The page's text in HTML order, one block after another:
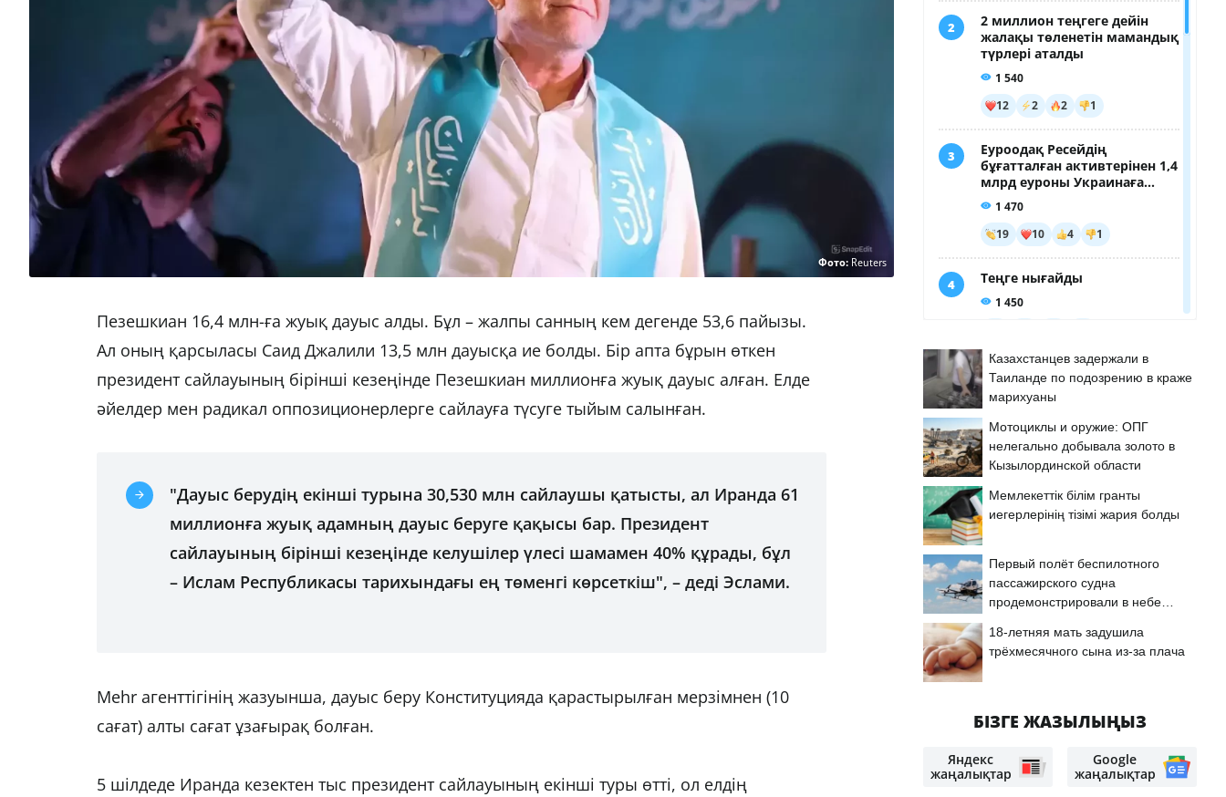
Фото: Reuters
Пезешкиан 16,4 млн-ға жуық дауыс алды. Бұл – жалпы санның кем дегенде 53,6 пайызы.
Ал оның қарсыласы Саид Джалили 13,5 млн дауысқа ие болды. Бір апта бұрын өткен
президент сайлауының бірінші кезеңінде Пезешкиан миллионға жуық дауыс алған. Елде
әйелдер мен радикал оппозиционерлерге сайлауға түсуге тыйым салынған.
"Дауыс берудің екінші турына 30,530 млн сайлаушы қатысты, ал Иранда 61
миллионға жуық адамның дауыс беруге қақысы бар. Президент
сайлауының бірінші кезеңінде келушілер үлесі шамамен 40% құрады, бұл
– Ислам Республикасы тарихындағы ең төменгі көрсеткіш", – деді Эслами.
Mehr агенттігінің жазуынша, дауыс беру Конституцияда қарастырылған мерзімнен (10
сағат) алты сағат ұзағырақ болған.
5 шілдеде Иранда кезектен тыс президент сайлауының екінші туры өтті, ол елдің
Казахстанцев задержали в
Таиланде по подозрению в краже
марихуаны
Мотоциклы и оружие: ОПГ
нелегально добывала золото в
Кызылординской области
Мемлекеттік білім гранты
иегерлерінің тізімі жария болды
Первый полёт беспилотного
пассажирского судна
продемонстрировали в небе
18-летняя мать задушила
трёхмесячного сына из-за плача
БІЗГЕ ЖАЗЫЛЫҢЫЗ
Яндекс
жаңалықтар
Google
жаңалықтар